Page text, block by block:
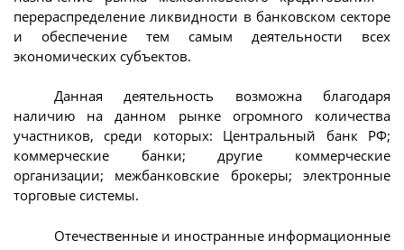
перераспределение ликвидности в банковском секторе
и обеспечение тем самым деятельности всех
экономических субъектов.
Данная деятельность возможна благодаря
наличию на данном рынке огромного количества
участников, среди которых: Центральный банк РФ;
коммерческие банки; другие коммерческие
организации; межбанковские брокеры; электронные
торговые системы.
Отечественные и иностранные информационные